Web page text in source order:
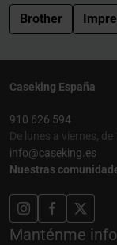
Brother
Caseking España
910 626 594
De lunes a viernes,
info@caseking.es
Nuestras
Manténme